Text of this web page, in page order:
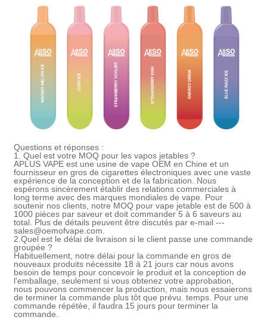
Questions et réponses :
1. Quel est votre MOQ pour les vapos jetables ?
APLUS VAPE est une usine de vape OEM en Chine et un
fournisseur en gros de cigarettes électroniques avec une vaste
expérience de la conception et de la fabrication. Nous
espérons sincèrement établir des relations commerciales à
long terme avec des marques mondiales de vape. Pour
soutenir nos clients, notre MOQ pour vape jetable est de 500 à
1000 pièces par saveur et doit commander 5 à 6 saveurs au
total. Plus de détails peuvent être discutés par e-mail ---
sales@oemofvape.com.
2.Quel est le délai de livraison si le client passe une commande
groupée ?
Habituellement, notre délai pour la commande en gros de
nouveaux produits nécessite 18 à 21 jours car nous avons
besoin de temps pour concevoir le produit et la conception de
l'emballage, seulement si vous obtenez votre approbation,
nous pouvons commencer la production, mais nous essaierons
de terminer la commande plus tôt que prévu. temps. Pour une
commande répétée, il faudra 15 jours pour terminer la
commande.